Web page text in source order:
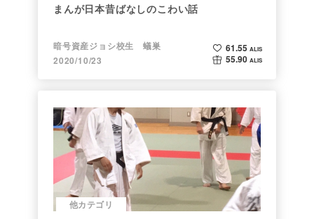
まんが日本昔ばなしのこわい話
暗号資産ジョシ校生 蟻巣
2020/10/23
61.55 ALIS
55.90 ALIS
他カテゴリ